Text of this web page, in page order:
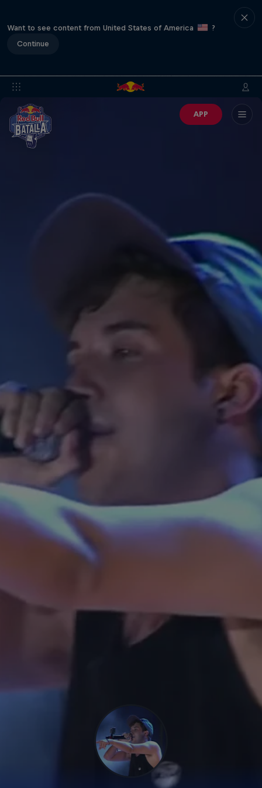
Want to see content from United States of America
?
Continue
APP